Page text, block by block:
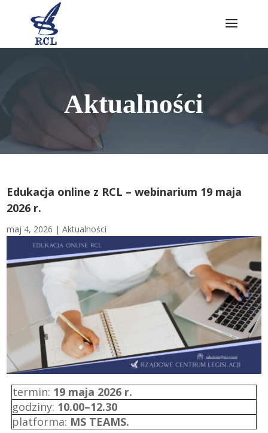
content
Aktualności
Edukacja online z RCL – webinarium 19 maja
2026 r.
maj 4, 2026 |Aktualności
termin: 19 maja 2026 r.
godziny: 10.00–12.30
platforma: MS TEAMS.